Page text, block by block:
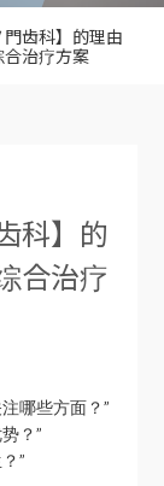
齿科】的理由
治疗方案
科】的
合治疗
哪些方面？”
？”
”